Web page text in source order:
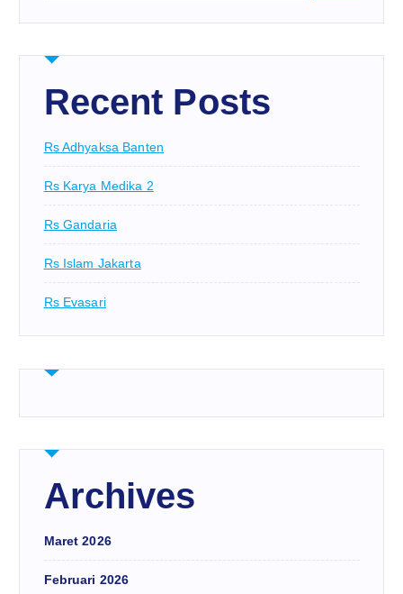
Recent Posts
Rs Adhyaksa Banten
Rs Karya Medika 2
Rs Gandaria
Rs Islam Jakarta
Rs Evasari
Archives
Maret 2026
Februari 2026